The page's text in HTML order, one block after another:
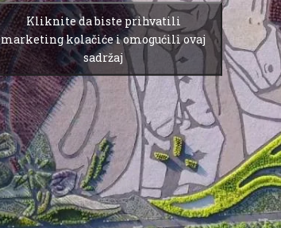
Kliknite da biste prihvatili
marketing kolačiće i omogućili ovaj
sadržaj